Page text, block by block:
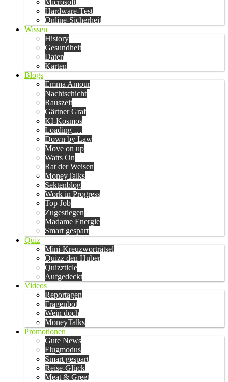
Microsoft
Hardware-Test
Online-Sicherheit
Wissen
History
Gesundheit
Daten
Karten
Blogs
Emma Amour
Nachtschicht
Rauszeit
Gärtner Graf
KI-Kosmos
Loading …
Down by Law
Move on up
Watts On
Rat der Weisen
MoneyTalks
Sektenblog
Work in Progress
Top Job
Zugestiegen
Madame Energie
Smart gespart
Quiz
Mini-Kreuzworträtsel
Quizz den Huber
Quizzticle
Aufgedeckt
Videos
Reportagen
Fragenbot
Wein doch
MoneyTalks
Promotionen
Gute News
Flugmodus
Smart gespart
Reise-Glück
Meat & Greet